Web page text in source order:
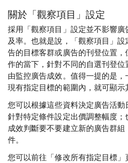
關於「觀察項目」設定
採用「觀察項目」設定並不影響
及率。也就是說，「觀察項目」
告的目標客群或廣告的刊登位置
作的當下，針對不同的自選刊登位
由監控廣告成效。值得一提的是
現有指定目標的範圍內，就可顯示
您可以根據這些資料決定廣告活
針對特定條件設定出價調整幅度
成效判斷要不要建立新的廣告群
件。
您可以前往「修改所有指定目標」